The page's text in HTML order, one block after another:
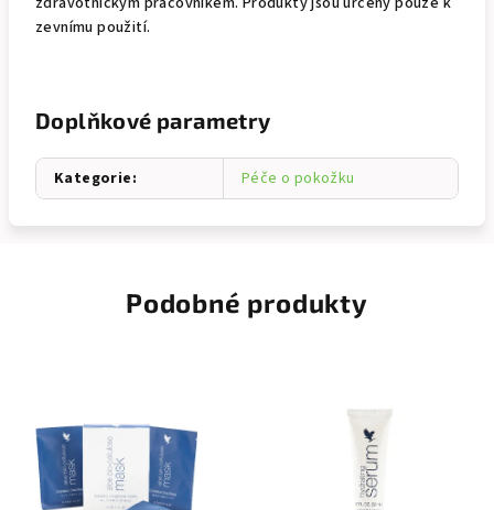
zevnímu použití.
Doplňkové parametry
Kategorie: Péče o pokožku
Podobné produkty